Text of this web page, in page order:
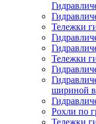
Тележки
Тележки
шириной
Рохли по
Тележки